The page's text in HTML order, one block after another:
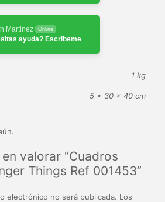
Martinez Online
ayuda? Escribeme
1 kg
5 × 30 × 40 cm
valorar “Cuadros
Things Ref 001453”
electrónico no será publicada. Los